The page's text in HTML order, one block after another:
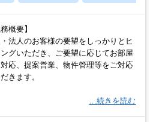
務概要】
法人のお客様の要望をしっかりとヒ
グいただき、ご要望に応じてお部屋
応、提案営業、物件管理等をご対応
きます。
…続きを読む